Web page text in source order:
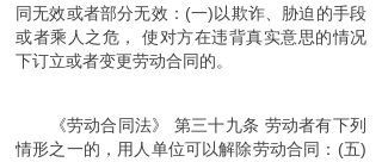
同无效或者部分无效：(一)以欺诈、胁迫的手段
或者乘人之危， 使对方在违背真实意思的情况
下订立或者变更劳动合同的。
《劳动合同法》 第三十九条 劳动者有下列
情形之一的，用人单位可以解除劳动合同：(五)